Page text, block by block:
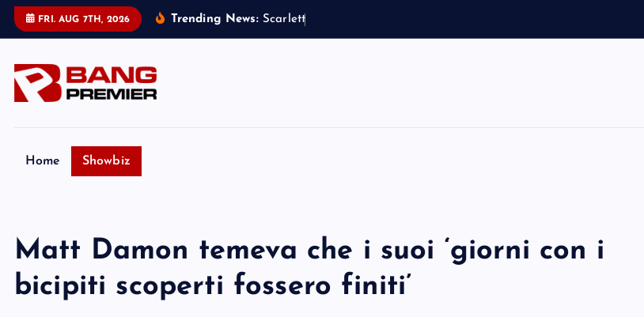
FRI. AUG 7TH, 2026 Trending News: Scar ett
Home Showbiz
Matt Damon temeva che i suoi ‘giorni con i
bicipiti scoperti fossero finiti’